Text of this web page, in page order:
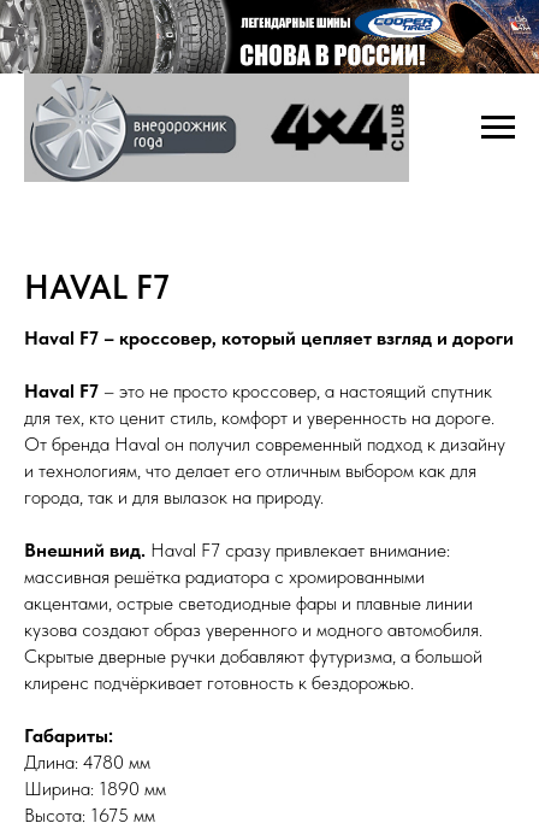
HAVAL F7
Haval F7 – кроссовер, который цепляет взгляд и дороги
Haval F7 – это не просто кроссовер, а настоящий спутник
для тех, кто ценит стиль, комфорт и уверенность на дороге.
От бренда Haval он получил современный подход к дизайну
и технологиям, что делает его отличным выбором как для
города, так и для вылазок на природу.
Внешний вид. Haval F7 сразу привлекает внимание:
массивная решётка радиатора с хромированными
акцентами, острые светодиодные фары и плавные линии
кузова создают образ уверенного и модного автомобиля.
Скрытые дверные ручки добавляют футуризма, а большой
клиренс подчёркивает готовность к бездорожью.
Габариты:
Длина: 4780 мм
Ширина: 1890 мм
Высота: 1675 мм